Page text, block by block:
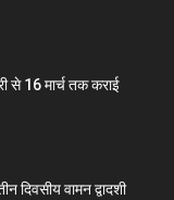
से 16 मार्च तक कराई
दिवसीय वामन द्वादशी